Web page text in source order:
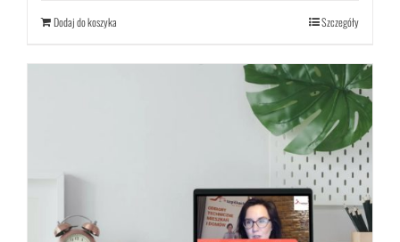
Dodaj do koszyka Szczegóły